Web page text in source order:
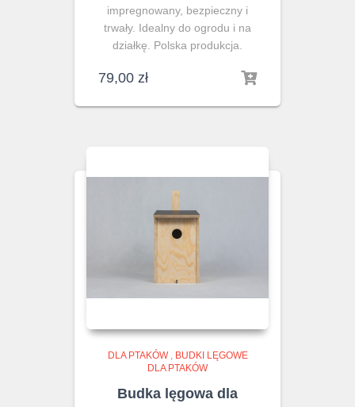
impregnowany, bezpieczny i
trwały. Idealny do ogrodu i na
działkę. Polska produkcja.
79,00 zł
DLA PTAKÓW, BUDKI LĘGOWE
DLA PTAKÓW
Budka lęgowa dla